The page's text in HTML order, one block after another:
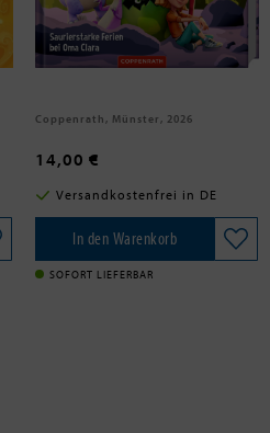
Berger, Nicola
Dino Mates
Coppenrath, Münster, 2026
14,00 €
Versandkostenfrei in DE
In den Warenkorb
SOFORT LIEFERBAR